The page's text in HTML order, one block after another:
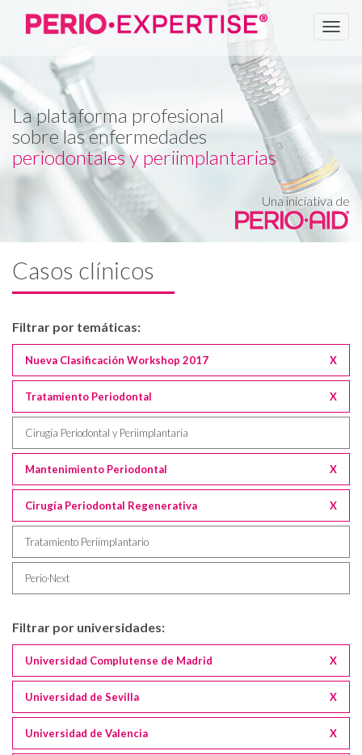
La plataforma profesional
sobre las enfermedades
periodontales y periimplantarias
Una iniciativa de
Casos clínicos
Filtrar por temáticas:
Nueva Clasificación Workshop 2017 X
Tratamiento Periodontal X
Cirugía Periodontal y Periimplantaria
Mantenimiento Periodontal X
Cirugía Periodontal Regenerativa X
Tratamiento Periimplantario
Perio·Next
Filtrar por universidades:
Universidad Complutense de Madrid X
Universidad de Sevilla X
Universidad de Valencia X